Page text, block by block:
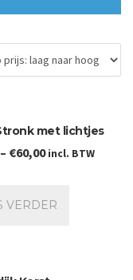
met lichtjes
€60,00 incl. BTW
VERDER